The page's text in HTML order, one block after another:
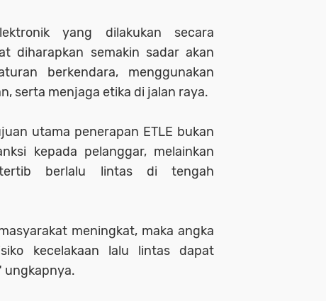
yang dilakukan secara
diharapkan semakin sadar akan
berkendara, menggunakan
serta menjaga etika di jalan raya.
utama penerapan ETLE bukan
kepada pelanggar, melainkan
berlalu lintas di tengah
meningkat, maka angka
kecelakaan lalu lintas dapat
ungkapnya.